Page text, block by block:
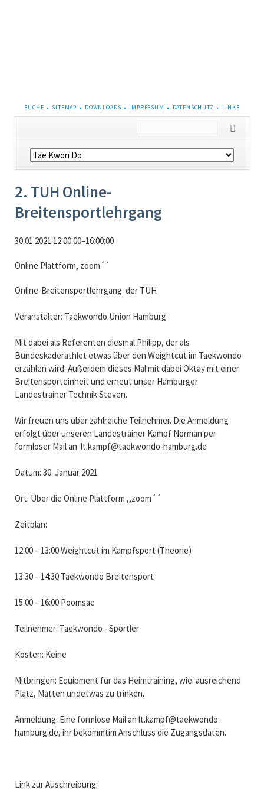
NAVIGATION
ÜBERSPRINGEN
SUCHE SITEMAP DOWNLOADS IMPRESSUM DATENSCHUTZ LINKS
Navigation
überspringen
2. TUH Online-
Breitensportlehrgang
30.01.2021 12:00:00–16:00:00
Online Plattform, zoom´´
Online-Breitensportlehrgang der TUH
Veranstalter: Taekwondo Union Hamburg
Mit dabei als Referenten diesmal Philipp, der als
Bundeskaderathlet etwas über den Weightcut im Taekwondo
erzählen wird. Außerdem dieses Mal mit dabei Oktay mit einer
Breitensporteinheit und erneut unser Hamburger
Landestrainer Technik Steven.
Wir freuen uns über zahlreiche Teilnehmer. Die Anmeldung
erfolgt über unseren Landestrainer Kampf Norman per
formloser Mail an lt.kampf@taekwondo-hamburg.de
Datum: 30. Januar 2021
Ort: Über die Online Plattform ,,zoom´´
Zeitplan:
12:00 – 13:00 Weightcut im Kampfsport (Theorie)
13:30 – 14:30 Taekwondo Breitensport
15:00 – 16:00 Poomsae
Teilnehmer: Taekwondo - Sportler
Kosten: Keine
Mitbringen: Equipment für das Heimtraining, wie: ausreichend
Platz, Matten undetwas zu trinken.
Anmeldung: Eine formlose Mail an lt.kampf@taekwondo-
hamburg.de, ihr bekommtim Anschluss die Zugangsdaten.
Link zur Auschreibung: